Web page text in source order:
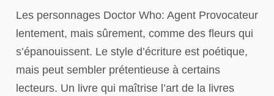
Les personnages Doctor Who: Agent Provocateur
lentement, mais sûrement, comme des fleurs qui
s’épanouissent. Le style d’écriture est poétique,
mais peut sembler prétentieuse à certains
lecteurs. Un livre qui maîtrise l’art de la livres